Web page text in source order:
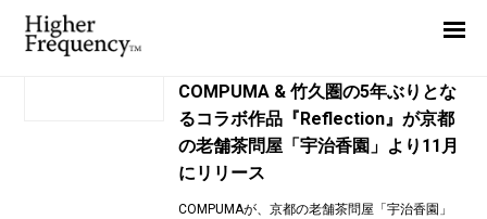
TAG: 宇治香園
COMPUMA & 竹久圏の5年ぶりとな
るコラボ作品『Reflection』が京都
の老舗茶問屋「宇治香園」より11月
にリリース
COMPUMAが、京都の老舗茶問屋「宇治香園」
News
Interview
Highlight
Report